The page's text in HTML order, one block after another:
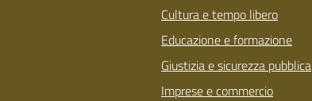
Cultura e tempo libero
Educazione e formazione
Giustizia e sicurezza pubblica
Imprese e commercio